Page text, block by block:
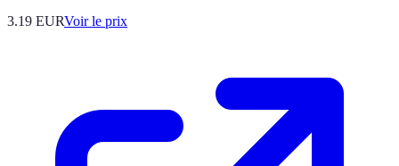
3.19 EURVoir le prix